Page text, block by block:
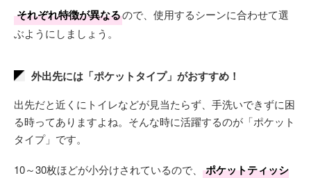
それぞれ特徴が異なるので、使用するシーンに合わせて選
ぶようにしましょう。
外出先には「ポケットタイプ」がおすすめ！
出先だと近くにトイレなどが見当たらず、手洗いできずに困
る時ってありますよね。そんな時に活躍するのが「ポケット
タイプ」です。
10～30枚ほどが小分けされているので、
ポケットティッシ